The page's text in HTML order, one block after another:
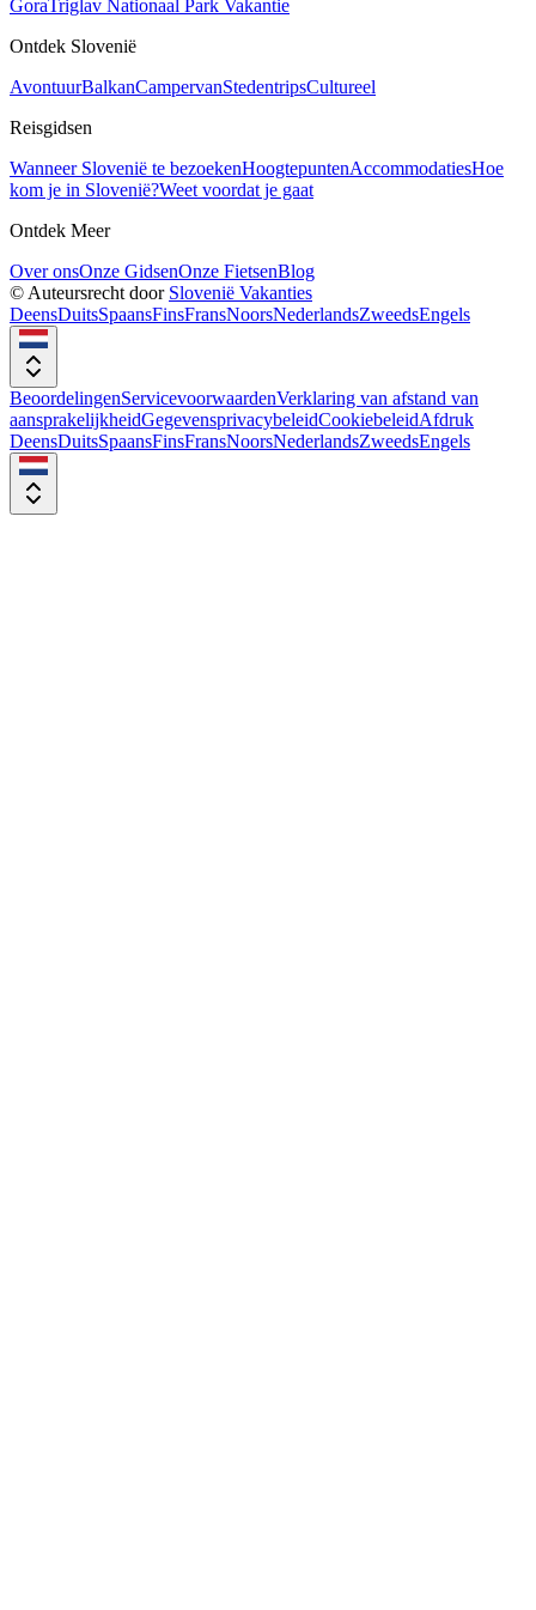
GoraTriglav Nationaal Park Vakantie
Ontdek Slovenië
AvontuurBalkanCampervanStedentripsCultureel
Reisgidsen
Wanneer Slovenië te bezoekenHoogtepuntenAccommodatiesHoe
kom je in Slovenië?Weet voordat je gaat
Ontdek Meer
Over onsOnze GidsenOnze FietsenBlog
© Auteursrecht door Slovenië Vakanties
DeensDuitsSpaansFinsFransNoorsNederlandsZweedsEngels
BeoordelingenServicevoorwaardenVerklaring van afstand van
aansprakelijkheidGegevensprivacybeleidCookiebeleidAfdruk
DeensDuitsSpaansFinsFransNoorsNederlandsZweedsEngels